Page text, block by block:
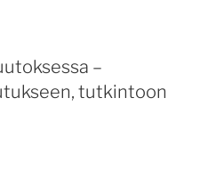
–
tutkintoon